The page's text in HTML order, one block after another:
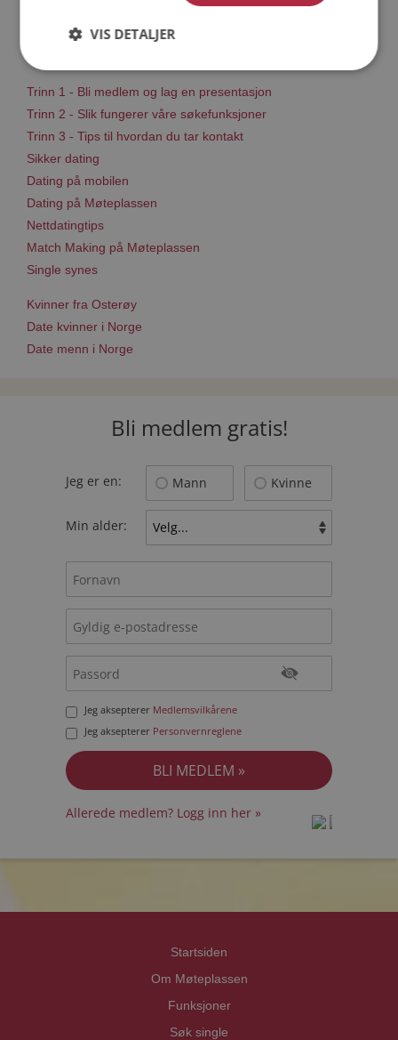
Läs mer
Trinn 1 - Bli medlem og lag en presentasjon
Trinn 2 - Slik fungerer våre søkefunksjoner
Trinn 3 - Tips til hvordan du tar kontakt
Sikker dating
Dating på mobilen
Dating på Møteplassen
Nettdatingtips
Match Making på Møteplassen
Single synes
Kvinner fra Osterøy
Date kvinner i Norge
Date menn i Norge
Bli medlem gratis!
Jeg er en: Mann Kvinne
Min alder:
Jeg aksepterer Medlemsvilkårene
Jeg aksepterer Personvernreglene
Allerede medlem? Logg inn her »
Startsiden
Om Møteplassen
Funksjoner
Søk single
VIS DETALJER